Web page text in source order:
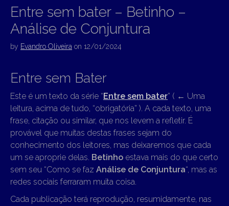
Entre sem bater – Betinho –
Análise de Conjuntura
by Evandro Oliveira on 12/01/2024
Entre sem Bater
Este é um texto da série “Entre sem bater” ( ← Uma
leitura, acima de tudo, “obrigatória” ). A cada texto, uma
frase, citação ou similar, que nos levem a refletir. É
provável que muitas destas frases sejam do
conhecimento dos leitores, mas deixaremos que cada
um se aproprie delas. Betinho estava mais do que certo
sem seu “Como se faz Análise de Conjuntura“, mas as
redes sociais ferraram muita coisa.
Cada publicação terá reprodução, resumidamente, nas